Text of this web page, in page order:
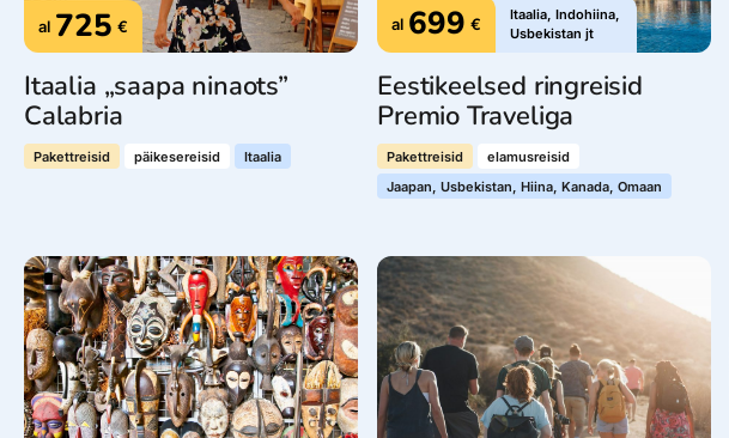
al 725 €
Itaalia „saapa ninaots”
Calabria
Pakettreisid päikesereisid Itaalia
al 699 €
Itaalia, Indohiina,
Usbekistan jt
Eestikeelsed ringreisid
Premio Traveliga
Pakettreisid
elamusreisid
Jaapan, Usbekistan, Hiina, Kanada, Omaan